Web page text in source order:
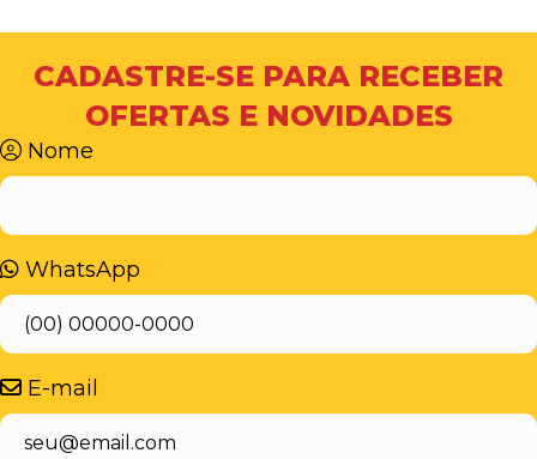
CADASTRE-SE PARA RECEBER
OFERTAS E NOVIDADES
Nome
WhatsApp
E-mail